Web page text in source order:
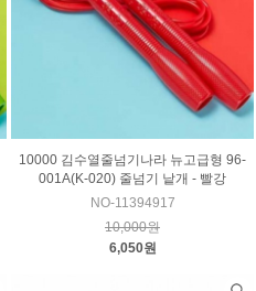
10000 김수열줄넘기나라 뉴고급형 96-
001A(K-020) 줄넘기 낱개 - 빨강
NO-11394917
10,000원
6,050원